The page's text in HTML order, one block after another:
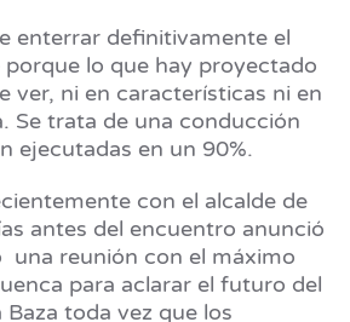
enterrar definitivamente el
lo que hay proyectado
ver, ni en características ni en
Se trata de una conducción
ejecutadas en un 90%.
con el alcalde de
antes del encuentro anunció
una reunión con el máximo
para aclarar el futuro del
toda vez que los